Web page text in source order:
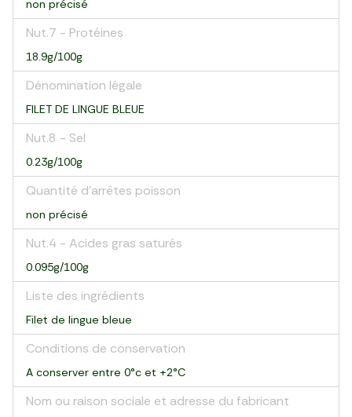
non précisé
Nut.7 - Protéines
18.9g/100g
Dénomination légale
FILET DE LINGUE BLEUE
Nut.8 - Sel
0.23g/100g
Quantité d'arrêtes poisson
non précisé
Nut.4 - Acides gras saturés
0.095g/100g
Liste des ingrédients
Filet de lingue bleue
Conditions de conservation
A conserver entre 0°c et +2°C
Nom ou raison sociale et adresse du fabricant